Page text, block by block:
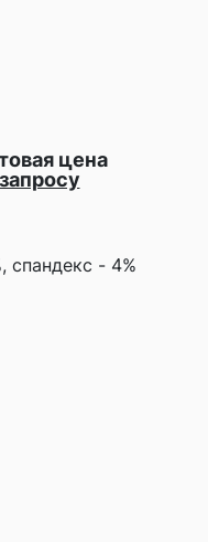
цена
спандекс - 4%